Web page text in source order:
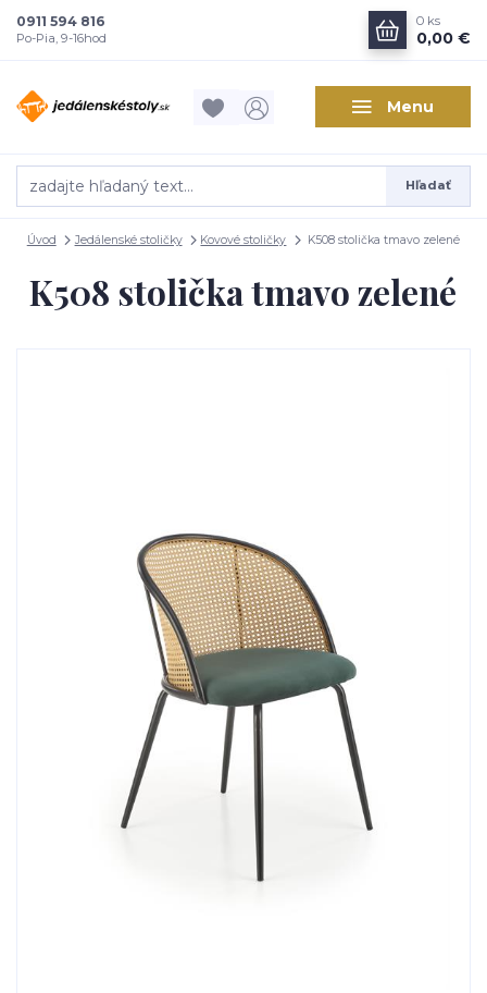
Menu
Hľadať
0911 594 816
Po-Pia, 9-16hod
0 ks
0,00 €
Úvod Jedálenské stoličky Kovové stoličky K508 stolička tmavo zelené
K508 stolička tmavo zelené